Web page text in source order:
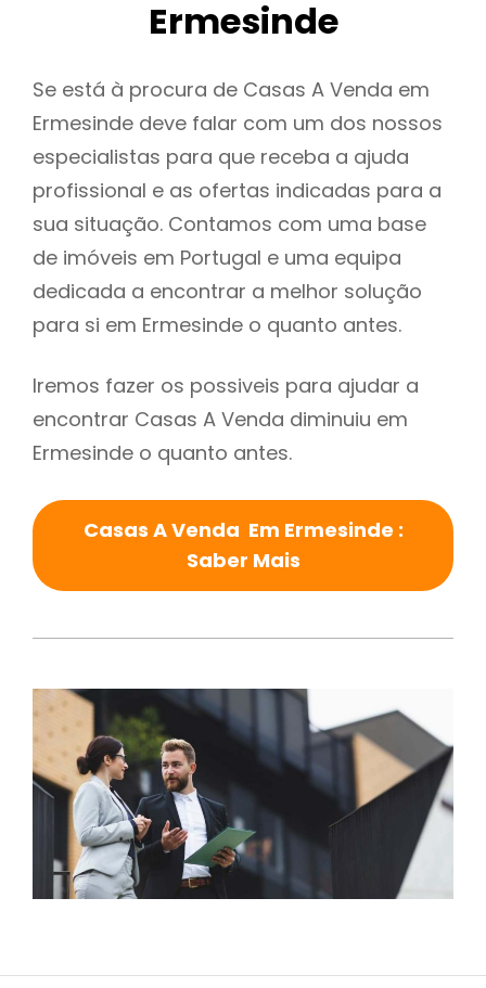
Ermesinde
Se está à procura de Casas A Venda em
Ermesinde deve falar com um dos nossos
especialistas para que receba a ajuda
profissional e as ofertas indicadas para a
sua situação. Contamos com uma base
de imóveis em Portugal e uma equipa
dedicada a encontrar a melhor solução
para si em Ermesinde o quanto antes.
Iremos fazer os possiveis para ajudar a
encontrar Casas A Venda diminuiu em
Ermesinde o quanto antes.
Casas A Venda Em Ermesinde :
Saber Mais